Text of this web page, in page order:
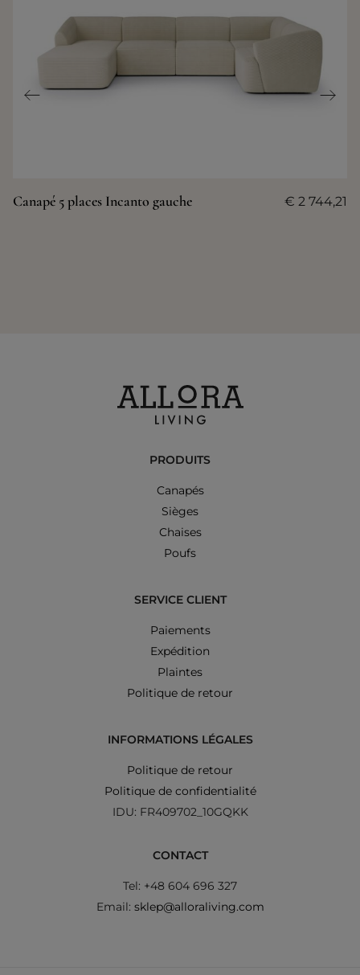
Canapé 5 places Incanto gauche € 2 744,21
PRODUITS
Canapés
Sièges
Chaises
Poufs
SERVICE CLIENT
Paiements
Expédition
Plaintes
Politique de retour
INFORMATIONS LÉGALES
Politique de retour
Politique de confidentialité
IDU: FR409702_10GQKK
CONTACT
Tel: +48 604 696 327
Email: sklep@alloraliving.com